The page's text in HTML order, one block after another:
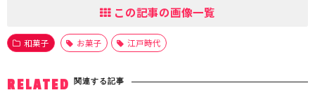
この記事の画像一覧
和菓子 お菓子 江戸時代
RELATED 関連する記事